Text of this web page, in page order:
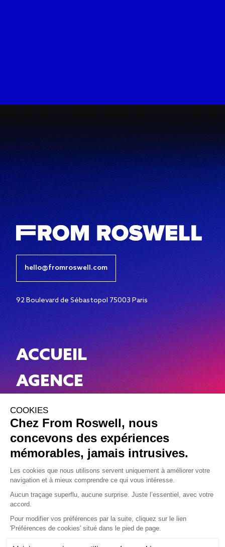
hello@fromroswell.com
92 Boulevard de Sébastopol 75003 Paris
ACCUEIL
AGENCE
WORK
NEWS
CONTACT
Mentions légalesCGV
Gérer mes cookies